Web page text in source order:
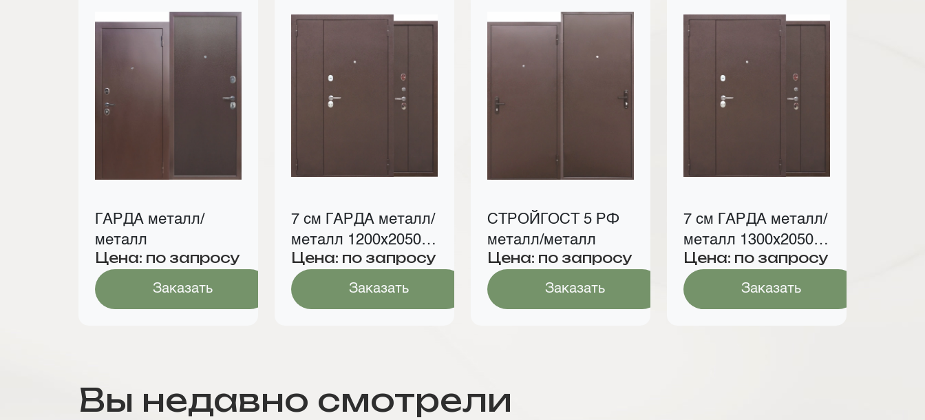
ГАРДА металл/
металл
Цена: по запросу
Заказать
7 см ГАРДА металл/
металл 1200х2050
мм
Цена: по запросу
Заказать
СТРОЙГОСТ 5 РФ
металл/металл
Цена: по запросу
Заказать
7 см ГАРДА металл/
металл 1300х2050
мм
Цена: по запросу
Заказать
Вы недавно смотрели